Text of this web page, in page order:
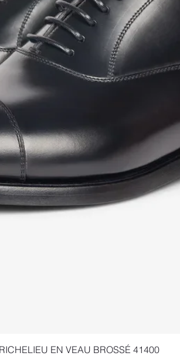
Quick ViewEN VEAU BROSSÉ 41400